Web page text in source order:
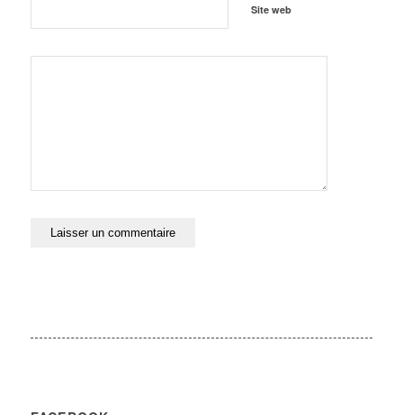
Site web